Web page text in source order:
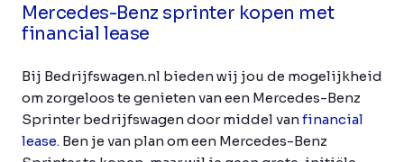
Mercedes-Benz sprinter kopen met
financial lease
Bij Bedrijfswagen.nl bieden wij jou de mogelijkheid
om zorgeloos te genieten van een Mercedes-Benz
Sprinter bedrijfswagen door middel vanfinancial
lease. Ben je van plan om een Mercedes-Benz